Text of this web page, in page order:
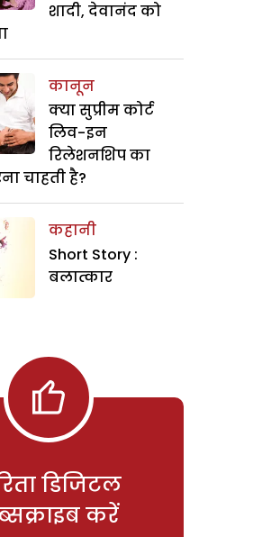
शादी, देवानंद को
कानून
क्या सुप्रीम कोर्ट
लिव-इन
रिलेशनशिप का
चाहती है?
कहानी
Short Story :
बलात्कार
डिजिटल
करें